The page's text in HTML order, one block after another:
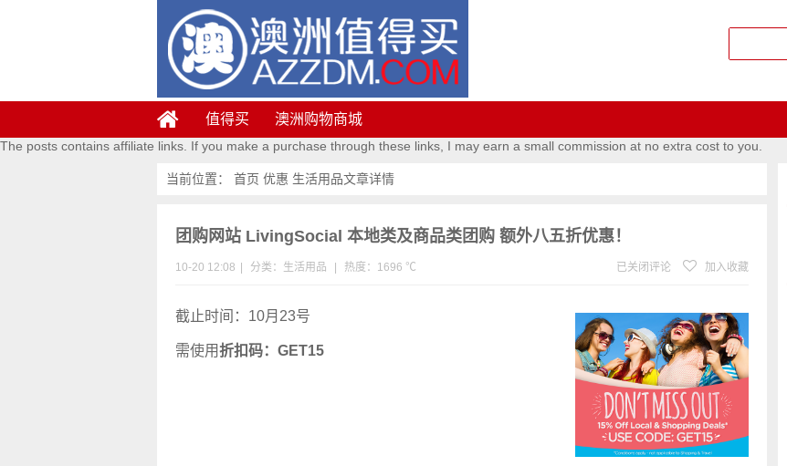
值得买 澳洲购物商城
The posts contains affiliate links. If you make a purchase through these links, I may earn a small commission at no extra cost to you.
当前位置： 首页 优惠 生活用品文章详情
团购网站 LivingSocial 本地类及商品类团购 额外八五折优惠！
10-20 12:08 分类： 生活用品 热度：1696 ℃ 已关闭评论 加入收藏
截止时间：10月23号
需使用折扣码：GET15